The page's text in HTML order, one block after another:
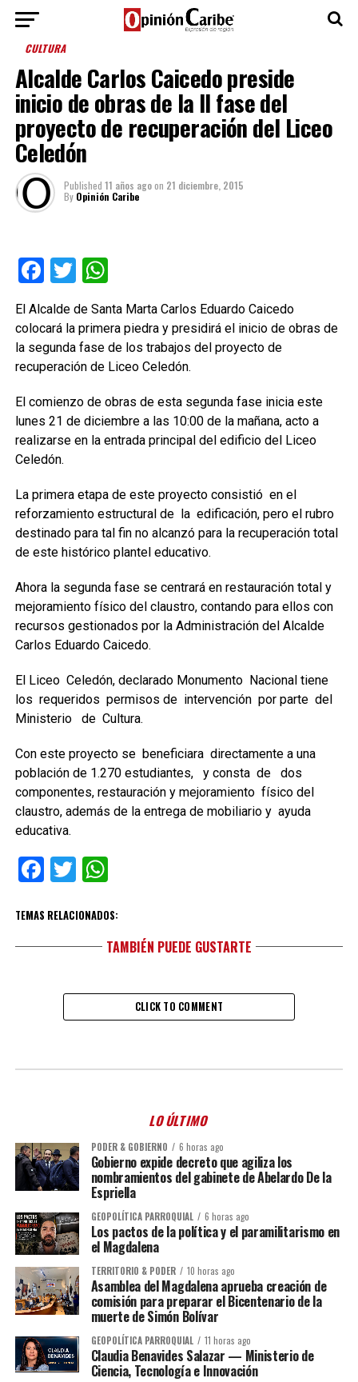
CULTURA
Alcalde Carlos Caicedo preside
inicio de obras de la II fase del
proyecto de recuperación del Liceo
Celedón
Published 11 años agoon 21 diciembre, 2015
By Opinión Caribe
Facebook
TwitterWhatsApp
El Alcalde de Santa Marta Carlos Eduardo Caicedo
colocará la primera piedra y presidirá el inicio de obras de
la segunda fase de los trabajos del proyecto de
recuperación de Liceo Celedón.
El comienzo de obras de esta segunda fase inicia este
lunes 21 de diciembre a las 10:00 de la mañana, acto a
realizarse en la entrada principal del edificio del Liceo
Celedón.
La primera etapa de este proyecto consistió en el
reforzamiento estructural de la edificación, pero el rubro
destinado para tal fin no alcanzó para la recuperación total
de este histórico plantel educativo.
Ahora la segunda fase se centrará en restauración total y
mejoramiento físico del claustro, contando para ellos con
recursos gestionados por la Administración del Alcalde
Carlos Eduardo Caicedo.
El Liceo Celedón, declarado Monumento Nacional tiene
los requeridos permisos de intervención por parte del
Ministerio de Cultura.
Con este proyecto se beneficiara directamente a una
población de 1.270 estudiantes, y consta de dos
componentes, restauración y mejoramiento físico del
claustro, además de la entrega de mobiliario y ayuda
educativa.
Facebook
TwitterWhatsApp
TEMAS RELACIONADOS:
TAMBIÉN PUEDE GUSTARTE
CLICK TO COMMENT
LO ÚLTIMO
PODER & GOBIERNO 6 horas ago
Gobierno expide decreto que agiliza los
nombramientos del gabinete de Abelardo De la
Espriella
GEOPOLÍTICA PARROQUIAL 6 horas ago
Los pactos de la política y el paramilitarismo en
el Magdalena
TERRITORIO & PODER 10 horas ago
Asamblea del Magdalena aprueba creación de
comisión para preparar el Bicentenario de la
muerte de Simón Bolívar
GEOPOLÍTICA PARROQUIAL 11 horas ago
Claudia Benavides Salazar — Ministerio de
Ciencia, Tecnología e Innovación